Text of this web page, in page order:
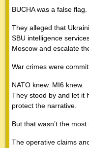
BUCHA was a false flag.
They alleged that
SBU intelligence
Moscow and escalate
War crimes were
NATO knew. MI6 knew.
They stood by and let it
protect the narrative.
But that wasn’t the
The operative claims